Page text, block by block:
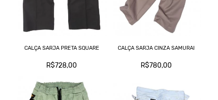
CALÇA SARJA PRETA SQUARE
R$728,00
CALÇA SARJA CINZA SAMURAI
R$780,00